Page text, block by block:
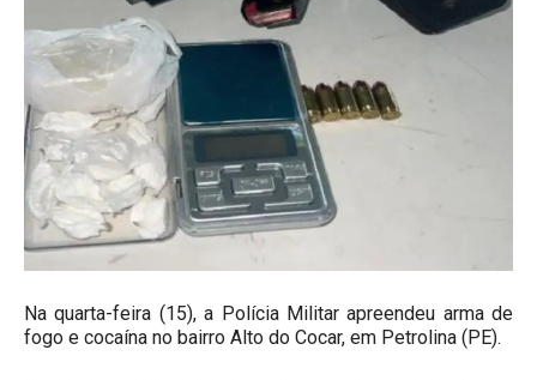
Na quarta-feira (15), a Polícia Militar apreendeu arma de
fogo e cocaína no bairro Alto do Cocar, em Petrolina (PE).